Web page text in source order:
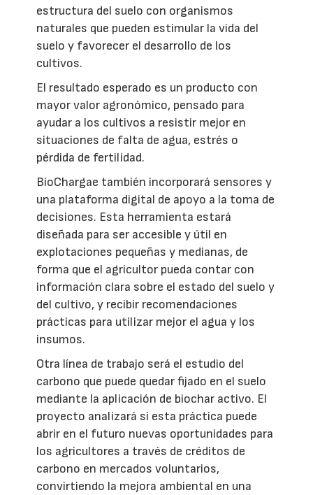
estructura del suelo con organismos
naturales que pueden estimular la vida del
suelo y favorecer el desarrollo de los
cultivos.
El resultado esperado es un producto con
mayor valor agronómico, pensado para
ayudar a los cultivos a resistir mejor en
situaciones de falta de agua, estrés o
pérdida de fertilidad.
BioChargae también incorporará sensores y
una plataforma digital de apoyo a la toma de
decisiones. Esta herramienta estará
diseñada para ser accesible y útil en
explotaciones pequeñas y medianas, de
forma que el agricultor pueda contar con
información clara sobre el estado del suelo y
del cultivo, y recibir recomendaciones
prácticas para utilizar mejor el agua y los
insumos.
Otra línea de trabajo será el estudio del
carbono que puede quedar fijado en el suelo
mediante la aplicación de biochar activo. El
proyecto analizará si esta práctica puede
abrir en el futuro nuevas oportunidades para
los agricultores a través de créditos de
carbono en mercados voluntarios,
convirtiendo la mejora ambiental en una